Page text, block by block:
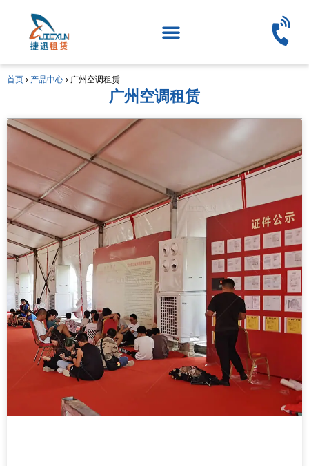
首页 › 产品中心 › 广州空调租赁
广州空调租赁